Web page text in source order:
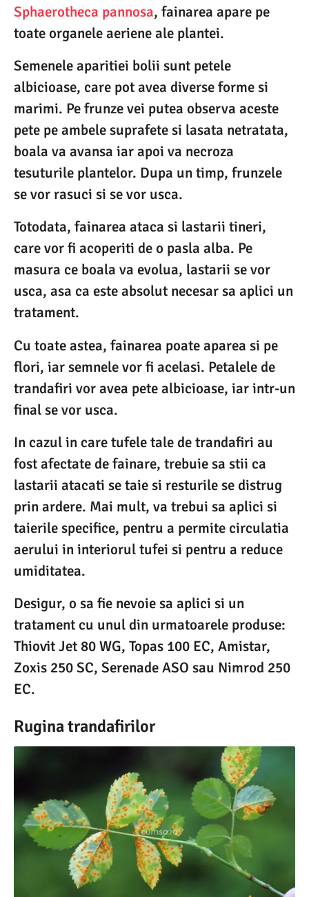
Sphaerotheca pannosa, fainarea apare pe
toate organele aeriene ale plantei.
Semenele aparitiei bolii sunt petele
albicioase, care pot avea diverse forme si
marimi. Pe frunze vei putea observa aceste
pete pe ambele suprafete si lasata netratata,
boala va avansa iar apoi va necroza
tesuturile plantelor. Dupa un timp, frunzele
se vor rasuci si se vor usca.
Totodata, fainarea ataca si lastarii tineri,
care vor fi acoperiti de o pasla alba. Pe
masura ce boala va evolua, lastarii se vor
usca, asa ca este absolut necesar sa aplici un
tratament.
Cu toate astea, fainarea poate aparea si pe
flori, iar semnele vor fi acelasi. Petalele de
trandafiri vor avea pete albicioase, iar intr-un
final se vor usca.
In cazul in care tufele tale de trandafiri au
fost afectate de fainare, trebuie sa stii ca
lastarii atacati se taie si resturile se distrug
prin ardere. Mai mult, va trebui sa aplici si
taierile specifice, pentru a permite circulatia
aerului in interiorul tufei si pentru a reduce
umiditatea.
Desigur, o sa fie nevoie sa aplici si un
tratament cu unul din urmatoarele produse:
Thiovit Jet 80 WG, Topas 100 EC, Amistar,
Zoxis 250 SC, Serenade ASO sau Nimrod 250
EC.
Rugina trandafirilor